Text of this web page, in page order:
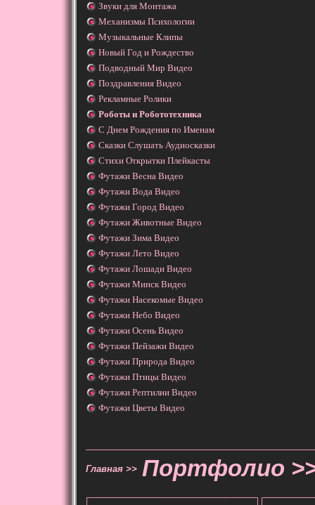
Звуки для Монтажа
Механизмы Психологии
Музыкальные Клипы
Новый Год и Рождество
Подводный Мир Видео
Поздравления Видео
Рекламные Ролики
Роботы и Робототехника
С Днем Рождения по Именам
Сказки Слушать Аудиосказки
Стихи Открытки Плейкасты
Футажи Весна Видео
Футажи Вода Видео
Футажи Город Видео
Футажи Животные Видео
Футажи Зима Видео
Футажи Лето Видео
Футажи Лошади Видео
Футажи Минск Видео
Футажи Насекомые Видео
Футажи Небо Видео
Футажи Осень Видео
Футажи Пейзажи Видео
Футажи Природа Видео
Футажи Птицы Видео
Футажи Рептилии Видео
Футажи Цветы Видео
Главная >> Портфолио